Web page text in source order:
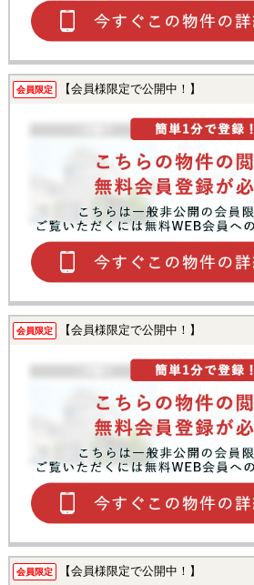
会員限定 【会員様限定で公開中！】
会員限定 【会員様限定で公開中！】
会員限定 【会員様限定で公開中！】